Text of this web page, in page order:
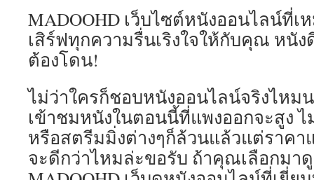
MADOOHD เว็บไซต์หนังออนไลน์ที่
เสิร์ฟทุกความรื่นเริงใจให้กับคุณ หนั
ต้องโดน!
ไม่ว่าใครก็ชอบหนังออนไลน์จริงไหม
เข้าชมหนังในตอนนี้ที่แพงออกจะสูง ไ
หรือสตรีมมิ่งต่างๆก็ล้วนแล้วแต่ราค
จะดีกว่าไหมล่ะขอรับ ถ้าคุณเลือกมา